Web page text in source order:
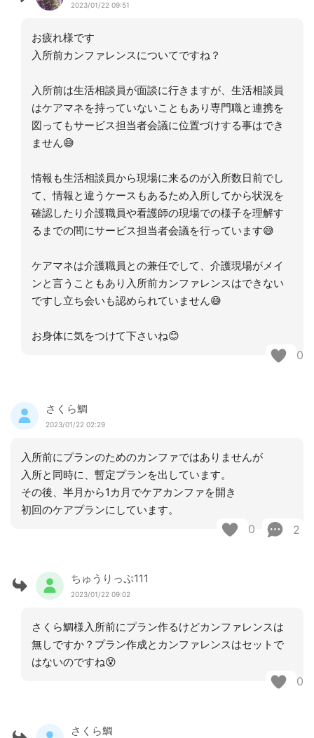
2023/01/22 09:51
お疲れ様です
入所前カンファレンスについてですね？
入所前は生活相談員が面談に行きますが、生活相談員
はケアマネを持っていないこともあり専門職と連携を
図ってもサービス担当者会議に位置づけする事はでき
ません😅
情報も生活相談員から現場に来るのが入所数日前でし
て、情報と違うケースもあるため入所してから状況を
確認したり介護職員や看護師の現場での様子を理解す
るまでの間にサービス担当者会議を行っています😅
ケアマネは介護職員との兼任でして、介護現場がメイ
ンと言うこともあり入所前カンファレンスはできない
ですし立ち会いも認められていません😅
お身体に気をつけて下さいね😊
0
さくら鯛
2023/01/22 02:29
入所前にプランのためのカンファではありませんが
入所と同時に、暫定プランを出しています。
その後、半月から1カ月でケアカンファを開き
初回のケアプランにしています。
0 2
ちゅうりっぷ111
2023/01/22 09:02
さくら鯛様入所前にプラン作るけどカンファレンスは
無しですか？プラン作成とカンファレンスはセットで
はないのですね😵
0
さくら鯛